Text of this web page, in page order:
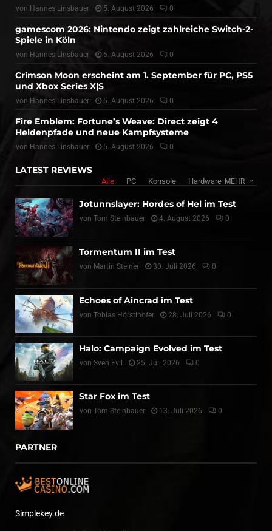
von Hannes Linsbauer 5. August 2026 0
gamescom 2026: Nintendo zeigt zahlreiche Switch-2-
Spiele in Köln
von Hannes Linsbauer 5. August 2026 0
Crimson Moon erscheint am 1. September für PC, PS5
und Xbox Series X|S
von Hannes Linsbauer 5. August 2026 0
Fire Emblem: Fortune’s Weave: Direct zeigt 4
Heldenpfade und neue Kampfsysteme
von Hannes Linsbauer 5. August 2026 0
LATEST REVIEWS
Alle PC Konsole Hardware MEHR
Jotunnslayer: Hordes of Hel im Test
von Tom Steinbauer 4. August 2026 0
Tormentum II im Test
von Martin Steiner 30. Juli 2026 0
Echoes of Aincrad im Test
von Tobias Hörstlhofer 28. Juli 2026 0
Halo: Campaign Evolved im Test
von Sven Evil 25. Juli 2026 0
Star Fox im Test
von Tom Steinbauer 13. Juli 2026 0
PARTNER
Simplekey.de